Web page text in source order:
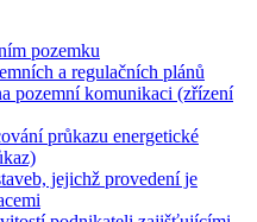
pozemku
a regulačních plánů
pozemní komunikaci (zřízení
průkazu energetické
jejichž provedení je